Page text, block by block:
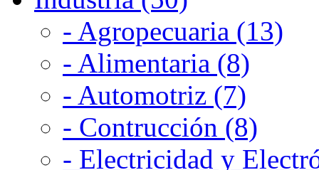
- Agropecuaria (13)
- Alimentaria (8)
- Automotriz (7)
- Contrucción (8)
- Electricidad y